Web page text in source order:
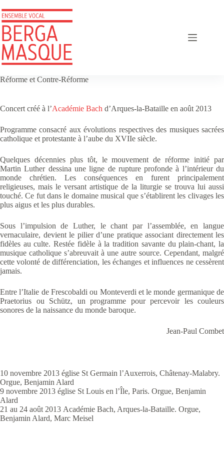
au
contenu
Réforme et Contre-Réforme
Concert créé à l’Académie Bach d’Arques-la-Bataille en août 2013
Programme consacré aux évolutions respectives des musiques sacrées
catholique et protestante à l’aube du XVIIe siècle.
Quelques décennies plus tôt, le mouvement de réforme initié par
Martin Luther dessina une ligne de rupture profonde à l’intérieur du
monde chrétien. Les conséquences en furent principalement
religieuses, mais le versant artistique de la liturgie se trouva lui aussi
touché. Ce fut dans le domaine musical que s’établirent les clivages les
plus aigus et les plus durables.
Sous l’impulsion de Luther, le chant par l’assemblée, en langue
vernaculaire, devient le pilier d’une pratique associant directement les
fidèles au culte. Restée fidèle à la tradition savante du plain-chant, la
musique catholique s’abreuvait à une autre source. Cependant, malgré
cette volonté de différenciation, les échanges et influences ne cessèrent
jamais.
Entre l’Italie de Frescobaldi ou Monteverdi et le monde germanique de
Praetorius ou Schütz, un programme pour percevoir les couleurs
sonores de la naissance du monde baroque.
Jean-Paul Combet
10 novembre 2013 église St Germain l’Auxerrois, Châtenay-Malabry.
Orgue, Benjamin Alard
9 novembre 2013 église St Louis en l’Île, Paris. Orgue, Benjamin
Alard
21 au 24 août 2013 Académie Bach, Arques-la-Bataille. Orgue,
Benjamin Alard, Marc Meisel